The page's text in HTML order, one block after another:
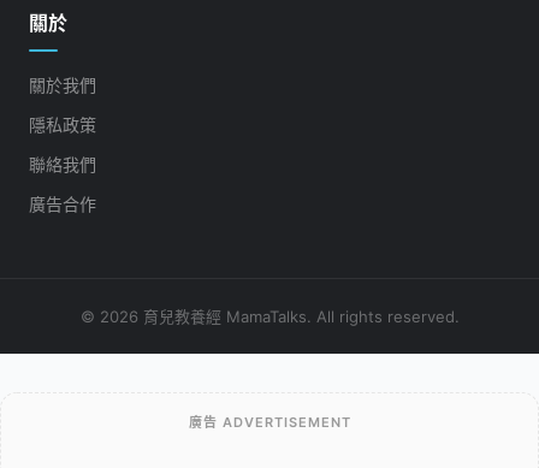
關於
關於我們
隱私政策
聯絡我們
廣告合作
© 2026 育兒教養經 MamaTalks. All rights reserved.
廣告 ADVERTISEMENT